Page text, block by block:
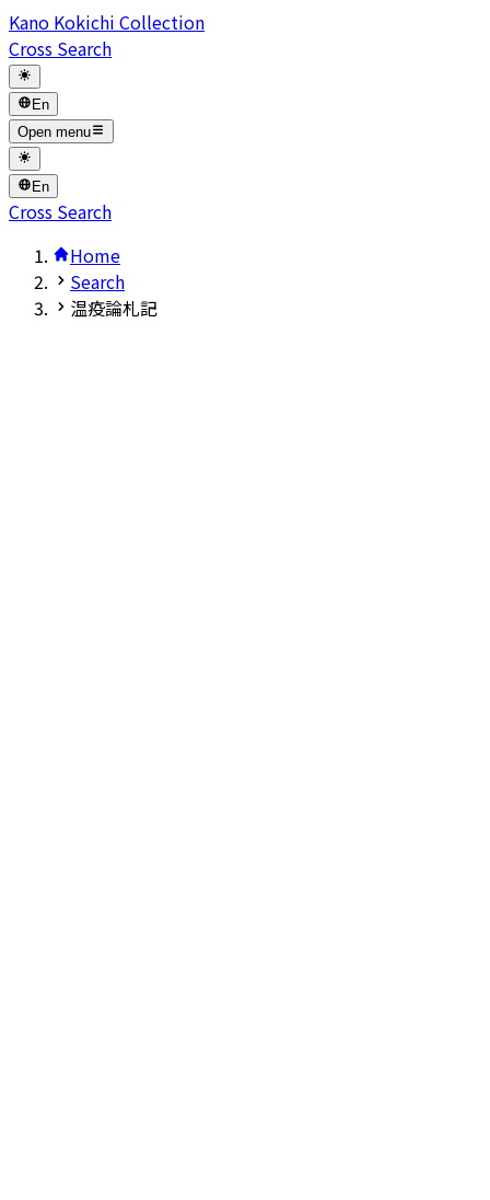
Kano Kokichi Collection
Cross Search
En
Open menu
En
Cross Search
Home
Search
温疫論札記